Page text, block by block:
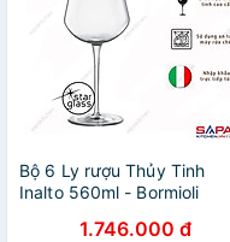
Bộ 6 Ly rượu Thủy Tinh
Inalto 560ml - Bormioli
1.746.000 đ